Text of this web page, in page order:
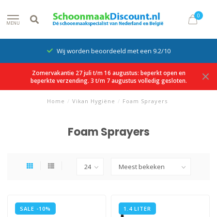
MENU
0
Wij worden beoordeeld met een 9.2/10
Zomervakantie 27 juli t/m 16 augustus: beperkt open en
beperkte verzending. 3 t/m 7 augustus volledig gesloten.
Home / Vikan Hygiëne / Foam Sprayers
Foam Sprayers
SALE -10% 1.4 LITER